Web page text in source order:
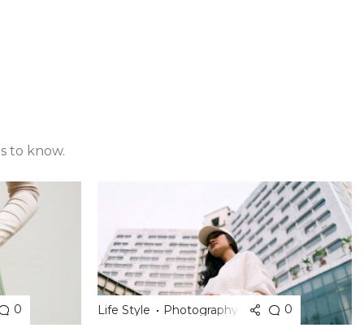
to know.
0 Life Style Photography 0